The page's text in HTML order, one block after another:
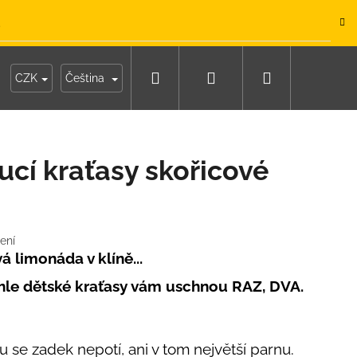
Moje objednávka
CZK Čeština Hledat Přihlášení
kraťasy skořicové
limonáda v klíně...
dětské kraťasy vám uschnou RAZ, DVA.
se zadek nepotí, ani v tom největší parnu.
NÁMOŘNICKÉ